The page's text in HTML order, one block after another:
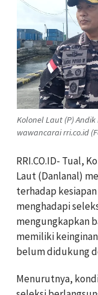
Kolonel Laut (P)
wawancarai rri.co.id
RRI.CO.ID- Tual,
Laut (Danlanal)
terhadap
menghadapi
mengungkapkan
memiliki
belum didukung
Menurutnya,